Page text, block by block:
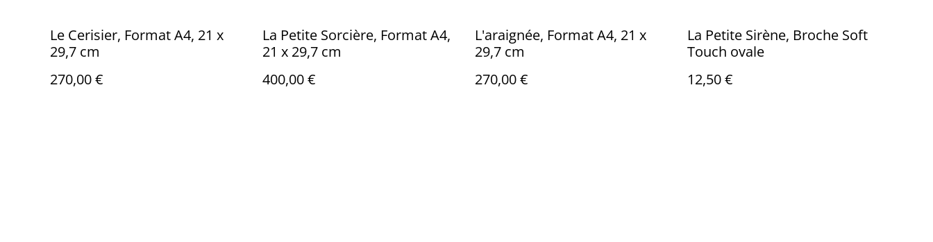
Le Cerisier, Format A4, 21 x
29,7 cm
270,00 €
La Petite Sorcière, Format A4,
21 x 29,7 cm
400,00 €
L'araignée, Format A4, 21 x
29,7 cm
270,00 €
La Petite Sirène, Broche Soft
Touch ovale
12,50 €